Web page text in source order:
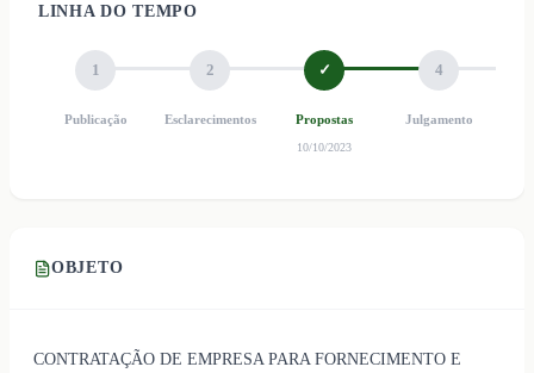
LINHA DO TEMPO
1
Publicação
2
Esclarecimentos
✓
Propostas
10/10/2023
4
Julgamento
OBJETO
CONTRATAÇÃO DE EMPRESA PARA FORNECIMENTO E